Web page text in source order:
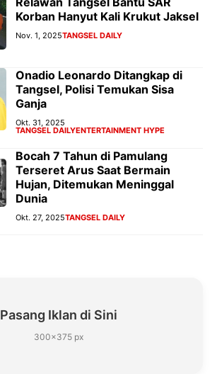
Korban Hanyut Kali Krukut Jaksel
Nov. 1, 2025TANGSEL DAILY
Onadio Leonardo Ditangkap di
Tangsel, Polisi Temukan Sisa
Ganja
Okt. 31, 2025
TANGSEL DAILYENTERTAINMENT HYPE
Bocah 7 Tahun di Pamulang
Terseret Arus Saat Bermain
Hujan, Ditemukan Meninggal
Dunia
Okt. 27, 2025TANGSEL DAILY
Pasang Iklan di Sini
300×375 px